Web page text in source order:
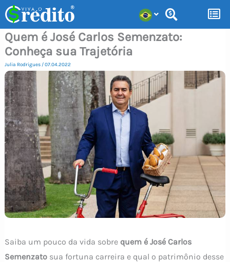
para
conteúdo
Quem é José Carlos Semenzato:
Conheça sua Trajetória
Julia Rodrigues /07.04.2022
Saiba um pouco da vida sobrequem é José Carlos
Semenzato sua fortuna carreira e qual o patrimônio desse